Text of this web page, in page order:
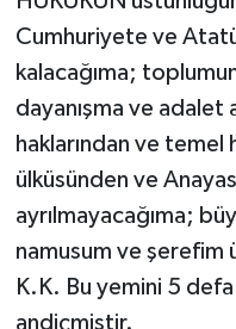
Cumhuriyete ve
kalacağıma;
dayanışma ve adalet
haklarından ve
ülküsünden ve
ayrılmayacağıma;
namusum ve şerefim
K.K. Bu yemini 5
andiçmiştir.